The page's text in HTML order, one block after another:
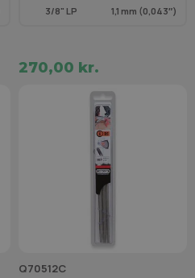
3/8" LP 1,1 mm (0,043″)
270,00 kr.
Q70512C